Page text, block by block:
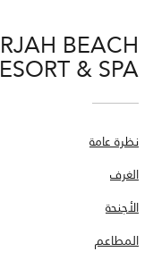
BEACH
& SPA
نظرة عامة
الغرف
الأجنحة
المطاعم